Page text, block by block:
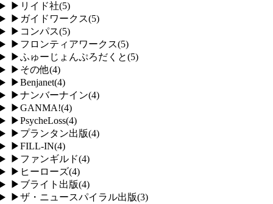
▶ リイド社(5)
▶ ガイドワークス(5)
▶ コンパス(5)
▶ フロンティアワークス(5)
▶ふゅーじょんぷろだくと(5)
▶ その他(4)
▶Benjanet(4)
▶ナンバーナイン(4)
▶GANMA!(4)
▶PsycheLoss(4)
▶ プランタン出版(4)
▶FILL-IN(4)
▶ ファンギルド(4)
▶ ヒーローズ(4)
▶ ブライト出版(4)
▶ザ・ニュースパイラル出版(3)